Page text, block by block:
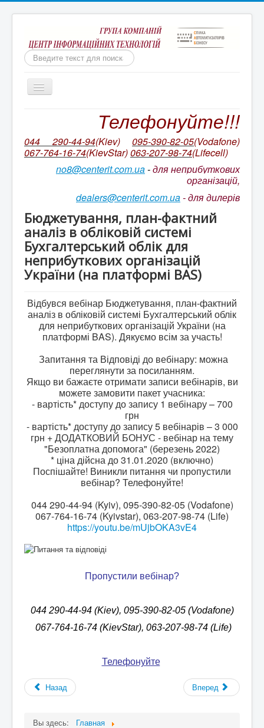
Пошук
Включить/
выключить
Бухгалтерія для неприбуткових організацій
Бухгалтерський облік КОРП для неприбуткових
організацій України
Оновлення БАС НПО. Відео на YouTube
Супровід неприбуткової конфігурації
Ціни на пакетів сервісів ІТС
BAS Комплексне управління підприємством
Business automation software for accounting. PROF
Відповіді на деякі питання, стосовно Облікових
систем BAS
Безоплатна допомога в бухгалтеії для НПО.
ПИТАННЯ ТА ВІДПОВІДІ "Кадровий облік,
нарахування та виплата зарплати для НПО "
Телефонуйте!!!
044 290-44-94(Kiev) 095-390-82-05(Vodafone)
067-764-16-74(KievStar)063-207-98-74(Lifecell)
no8@centerit.com.ua-для неприбуткових
організацій,
dealers@centerit.com.ua-для дилерів
Бюджетування, план-фактний
аналіз в обліковій системі
Бухгалтерський облік для
неприбуткових організацій
України (на платформі BAS)
Відбувся вебінар Бюджетування, план-фактний
аналіз в обліковій системі Бухгалтерський облік
для неприбуткових організацій України (на
платформі BAS). Дякуємо всім за участь!
Запитання та Відповіді до вебінару: можна
переглянути за посиланням.
Якщо ви бажаєте отримати записи вебінарів, ви
можете замовити пакет учасника:
- вартість* доступу до запису 1 вебінару – 700
грн
- вартість* доступу до запису 5 вебінарів – 3 000
грн + ДОДАТКОВИЙ БОНУС - вебінар на тему
"Безоплатна допомога" (березень 2022)
* ціна дійсна до 31.01.2020 (включно)
Поспішайте! Виникли питання чи пропустили
вебінар? Телефонуйте!
044 290-44-94 (Kyiv), 095-390-82-05 (Vodafone)
067-764-16-74 (Kyivstar), 063-207-98-74 (Life)
https://youtu.be/mUjbOKA3vE4
Пропустили вебінар?
044 290-44-94 (Kiev), 095-390-82-05 (Vodafone)
067-764-16-74 (KievStar), 063-207-98-74 (Life)
Телефонуйте!
Назад Вперед
Вы здесь:
Главная